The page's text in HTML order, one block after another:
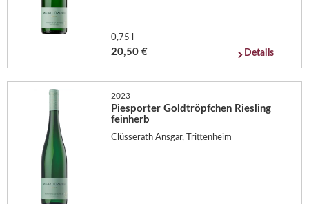
0,75 l
20,50 € Details
2023
Piesporter Goldtröpfchen Riesling
feinherb
Clüsserath Ansgar, Trittenheim